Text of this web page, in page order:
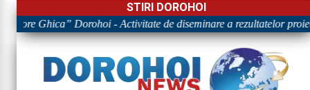
STIRI DOROHOI
Ghica” Dorohoi - Activitate de diseminare a rezultatelor